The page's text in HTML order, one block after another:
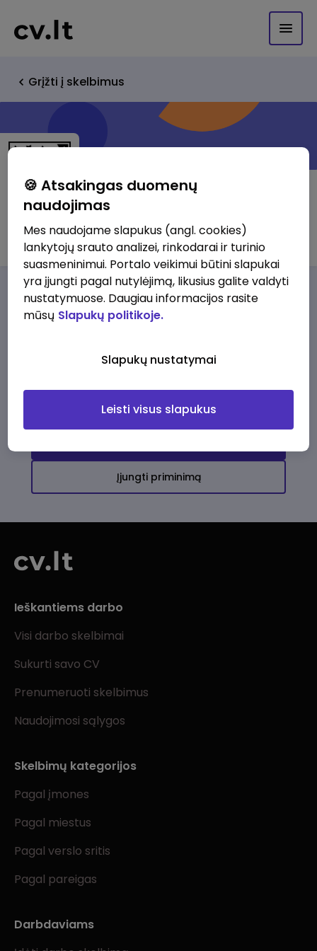
Grįžti į skelbimus
Nordcurrent Group, UAB
Darbo pasiūlymaiApie musPrivalumai
darbo pasiūlymų
Įjungti priminimą
Ieškantiems darbo
Visi darbo skelbimai
Sukurti savo CV
Prenumeruoti skelbimus
Naudojimosi sąlygos
Skelbimų kategorijos
Pagal įmones
Pagal miestus
Pagal verslo sritis
Pagal pareigas
Darbdaviams
🍪 Atsakingas duomenų
naudojimas
Mes naudojame slapukus (angl. cookies)
lankytojų srauto analizei, rinkodarai ir turinio
suasmeninimui. Portalo veikimui būtini slapukai
yra įjungti pagal nutylėjimą, likusius galite valdyti
nustatymuose. Daugiau informacijos rasite
mūsų Slapukų politikoje.
Slapukų nustatymai
Leisti visus slapukus